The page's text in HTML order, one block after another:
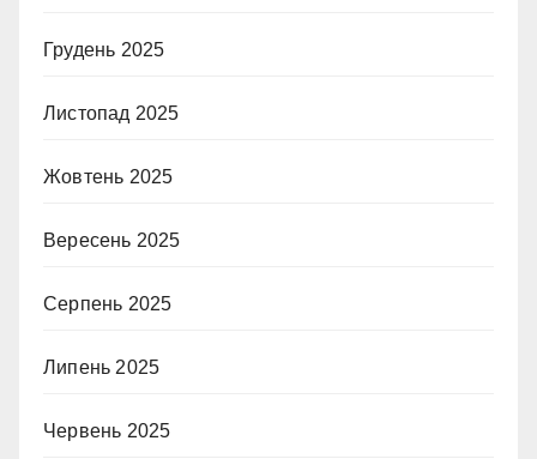
Грудень 2025
Листопад 2025
Жовтень 2025
Вересень 2025
Серпень 2025
Липень 2025
Червень 2025